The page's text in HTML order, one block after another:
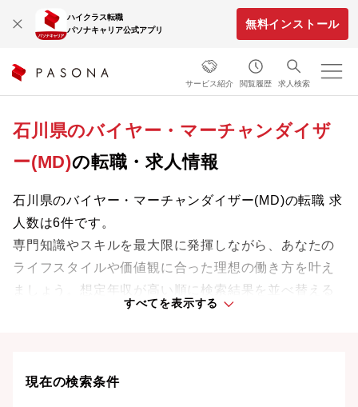
ハイクラス転職
パソナキャリア公式アプリ
無料インストール
サービス紹介 閲覧履歴 求人検索
石川県のバイヤー・マーチャンダイザ
ー(MD)の転職・求人情報
石川県のバイヤー・マーチャンダイザー(MD)の転職 求
人数は6件です。
専門知識やスキルを最大限に発揮しながら、あなたの
ライフスタイルや価値観に合った理想の働き方を叶え
ましょう。想定年収が高い順に検索結果を並べ替える
すべてを表示する
現在の検索条件